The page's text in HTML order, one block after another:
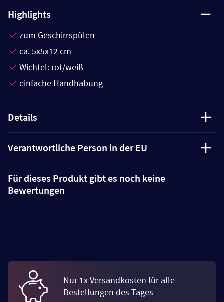
Highlights
zum Geschirrspülen
ca. 5x5x12 cm
Wichtel: rot/weiß
einfache Handhabung
Details
Verantwortliche Person in der EU
Für dieses Produkt gibt es noch keine
Bewertungen
Nur 1x Versandkosten für alle
Bestellungen des Tages